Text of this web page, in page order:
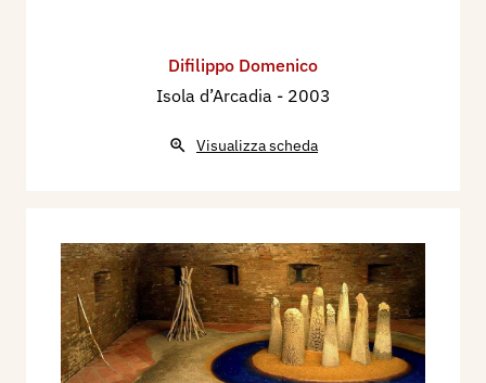
Difilippo Domenico
Isola d’Arcadia - 2003
Visualizza scheda